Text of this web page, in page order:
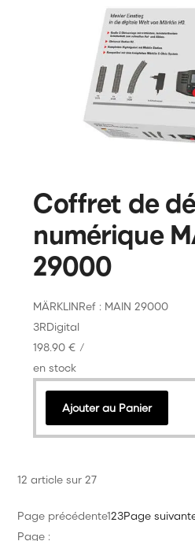
Coffret de
numérique
29000
MÄRKLINRef : MAIN 29000
3RDigital
198.90 € /
en stock
Ajouter au Panier
12 article sur 27
Page précédente123Page
Page :